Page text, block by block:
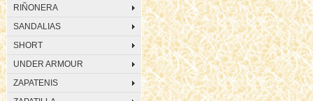
RIÑONERA
SANDALIAS
SHORT
UNDER ARMOUR
ZAPATENIS